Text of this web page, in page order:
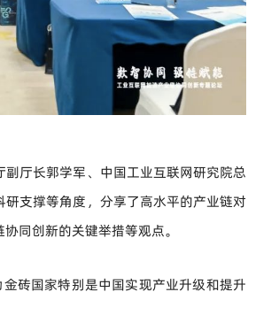
厅长郭学军、中国工业互联网研究院总
支撑等角度，分享了高水平的产业链对
同创新的关键举措等观点。
砖国家特别是中国实现产业升级和提升